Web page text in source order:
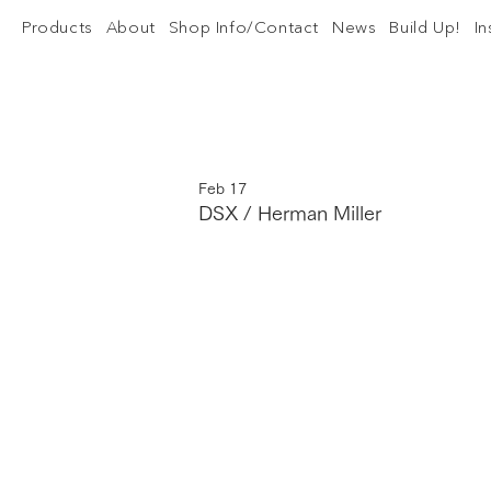
Products About Shop Info/Contact News Build Up!
DSX / Herman Miller
Feb 17